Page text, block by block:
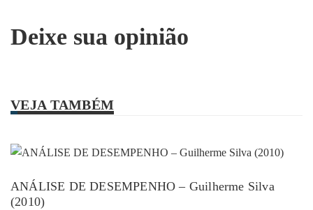
Deixe sua opinião
VEJA TAMBÉM
ANÁLISE DE DESEMPENHO – Guilherme Silva
(2010)